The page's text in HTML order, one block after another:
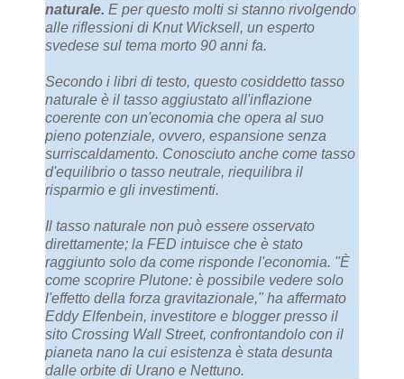
naturale. E per questo molti si stanno rivolgendo
alle riflessioni di Knut Wicksell, un esperto
svedese sul tema morto 90 anni fa.
Secondo i libri di testo, questo cosiddetto tasso
naturale è il tasso aggiustato all'inflazione
coerente con un'economia che opera al suo
pieno potenziale, ovvero, espansione senza
surriscaldamento. Conosciuto anche come tasso
d'equilibrio o tasso neutrale, riequilibra il
risparmio e gli investimenti.
Il tasso naturale non può essere osservato
direttamente; la FED intuisce che è stato
raggiunto solo da come risponde l'economia. "È
come scoprire Plutone: è possibile vedere solo
l'effetto della forza gravitazionale," ha affermato
Eddy Elfenbein, investitore e blogger presso il
sito Crossing Wall Street, confrontandolo con il
pianeta nano la cui esistenza è stata desunta
dalle orbite di Urano e Nettuno.